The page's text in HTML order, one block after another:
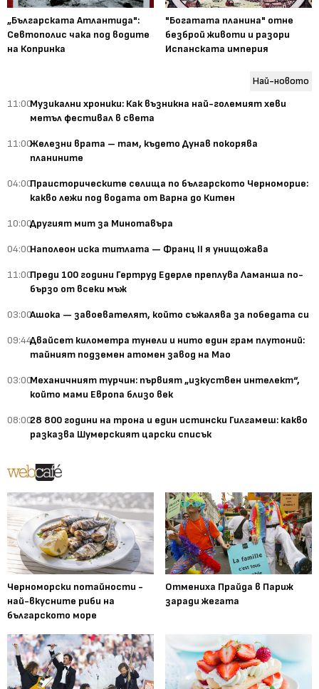
„Българската Атлантида":
Севтополис чака под водите
на Копринка
"Богатата планина" отне
безброй животи и разори
Испанската империя
Най-новото
11:00Музикални хроники: Как възникна най-големият хеви
метъл фестивал в света
11:00Железни врата – там, където Дунав покорява
планините
04:00Праисторическите селища по българското Черноморие:
какво лежи под водата от Варна до Китен
10:00Другият мит за Минотавъра
04:00Наполеон иска титлата — Франц II я унищожава
11:00Преди 100 години Гертруд Едерле преплува Ламанша по-
бързо от всеки мъж
03:00Ашока — завоевателят, който съжалява за победата си
09:44Двайсет километра тунели и нито един грам плутоний:
тайният подземен атомен завод на Мао
03:00Механичният турчин: първият „изкуствен интелект“,
който мами Европа близо век
08:0028 800 години на трона и един истински Гилгамеш: какво
разказва Шумерският царски списък
Черноморски потайности -
най-вкусните риби на
българското море
Отмениха Прайда в Париж
заради жегата